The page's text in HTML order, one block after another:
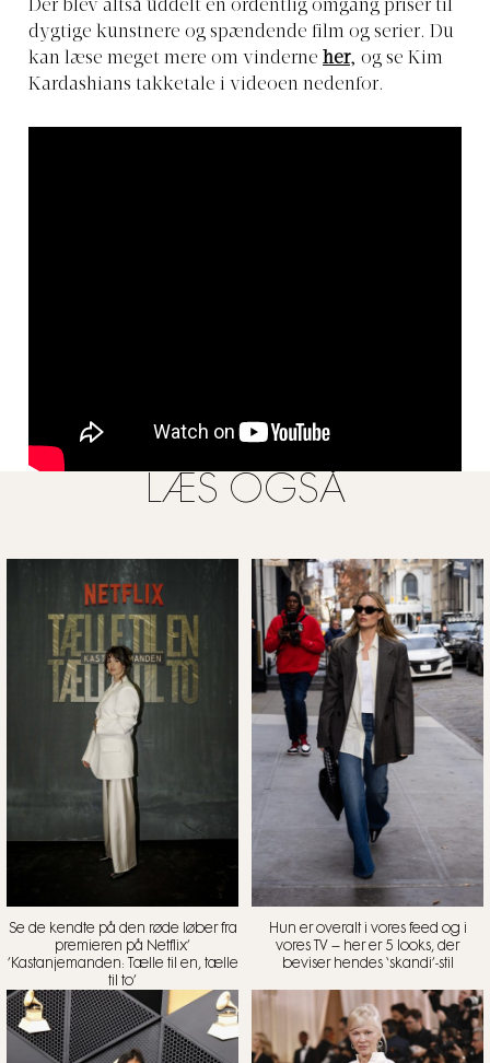
Der blev altså uddelt en ordentlig omgang priser til
dygtige kunstnere og spændende film og serier. Du
kan læse meget mere om vinderne her, og se Kim
Kardashians takketale i videoen nedenfor.
LÆS OGSÅ
Se de kendte på den røde løber fra
premieren på Netflix’
’Kastanjemanden: Tælle til en, tælle
til to’
Hun er overalt i vores feed og i
vores TV – her er 5 looks, der
beviser hendes ‘skandi’-stil